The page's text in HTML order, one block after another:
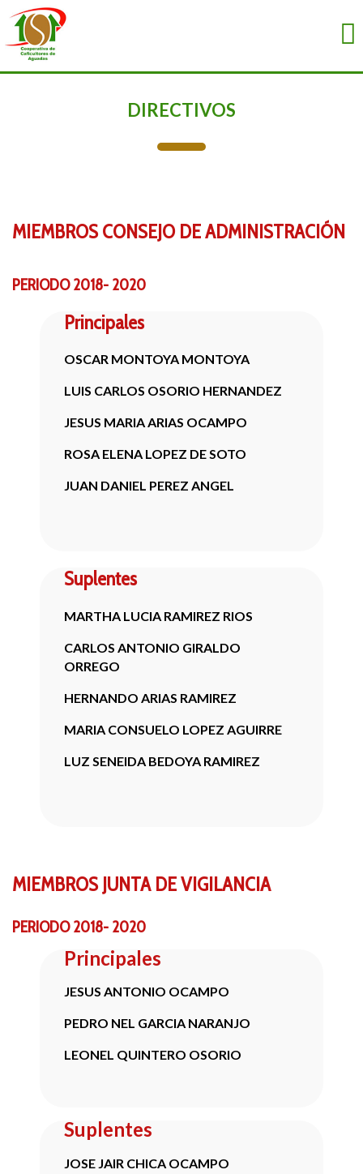
DIRECTIVOS
MIEMBROSCONSEJO DEADMINISTRACIÓN
PERIODO 2018- 2020
Principales
OSCAR MONTOYA MONTOYA
LUIS CARLOS OSORIO HERNANDEZ
JESUS MARIA ARIAS OCAMPO
ROSA ELENA LOPEZ DE SOTO
JUAN DANIEL PEREZ ANGEL
Suplentes
MARTHA LUCIA RAMIREZ RIOS
CARLOS ANTONIO GIRALDO
ORREGO
HERNANDO ARIAS RAMIREZ
MARIA CONSUELO LOPEZ AGUIRRE
LUZ SENEIDA BEDOYA RAMIREZ
MIEMBROS JUNTA DE VIGILANCIA
PERIODO 2018- 2020
Principales
JESUS ANTONIO OCAMPO
PEDRO NEL GARCIA NARANJO
LEONEL QUINTERO OSORIO
Suplentes
JOSE JAIR CHICA OCAMPO